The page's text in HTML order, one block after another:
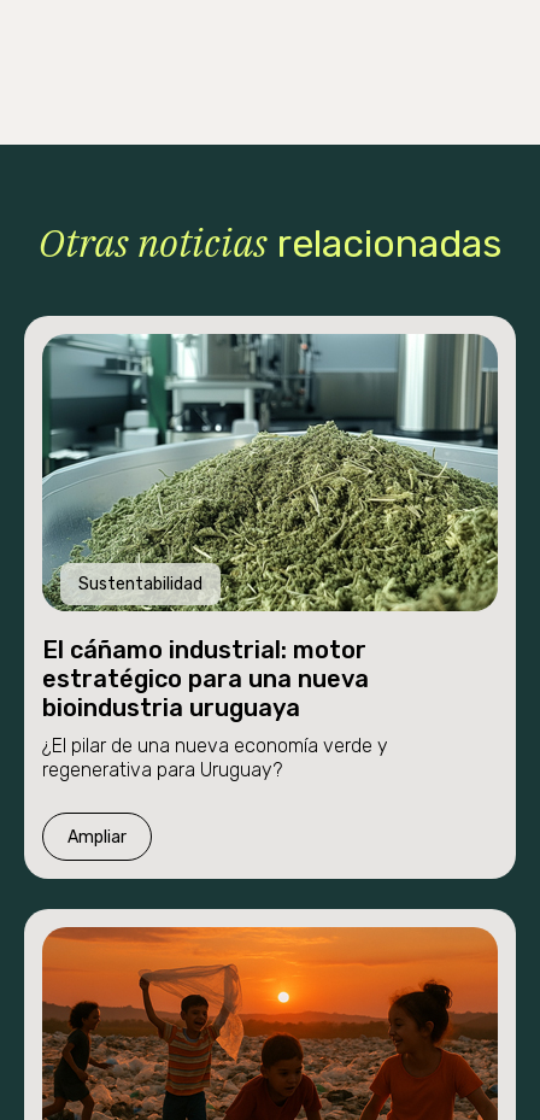
Nosotros
Novedades
Proyecto
Etapas
Otras noticias relacionadas
Sustentabilidad
El cáñamo industrial: motor
estratégico para una nueva
bioindustria uruguaya
¿El pilar de una nueva economía verde y
regenerativa para Uruguay?
Ampliar